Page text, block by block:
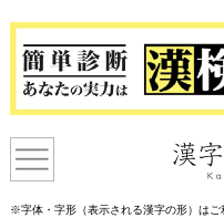
※字体・字形（表示される漢字の形）はご